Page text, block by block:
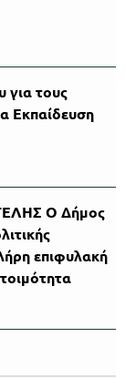
για τους
Εκπαίδευση
Ο Δήμος
επιφυλακή